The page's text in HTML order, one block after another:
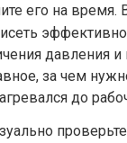
его на время.
давления
за чем
до